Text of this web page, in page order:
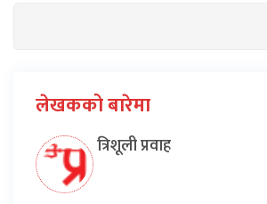
लेखकको बारेमा
त्रिशूली प्रवाह